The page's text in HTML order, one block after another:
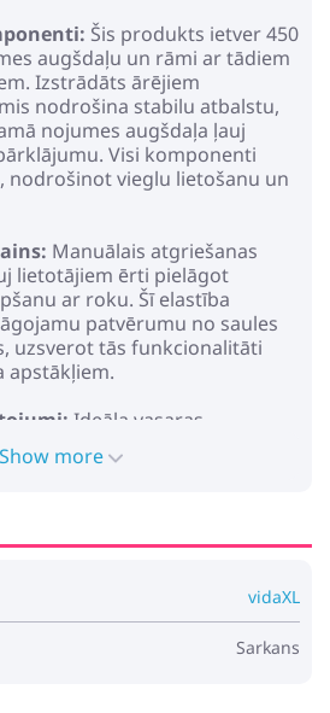
Šis produkts ietver 450
augšdaļu un rāmi ar tādiem
Izstrādāts ārējiem
nodrošina stabilu atbalstu,
nojumes augšdaļa ļauj
Visi komponenti
nodrošinot vieglu lietošanu un
Manuālais atgriešanas
lietotājiem ērti pielāgot
ar roku. Šī elastība
patvērumu no saules
uzsverot tās funkcionalitāti
apstākļiem.
Ideāla vasaras
nodrošina lielisku
un dārziem. Tā ir lieliska
gan rezidenciāliem, gan
nojume jāmazgā ar
ūdens šķīdumu. Ir svarīgi to
laika apstākļos, lai
Show more
vidaXL
Sarkans